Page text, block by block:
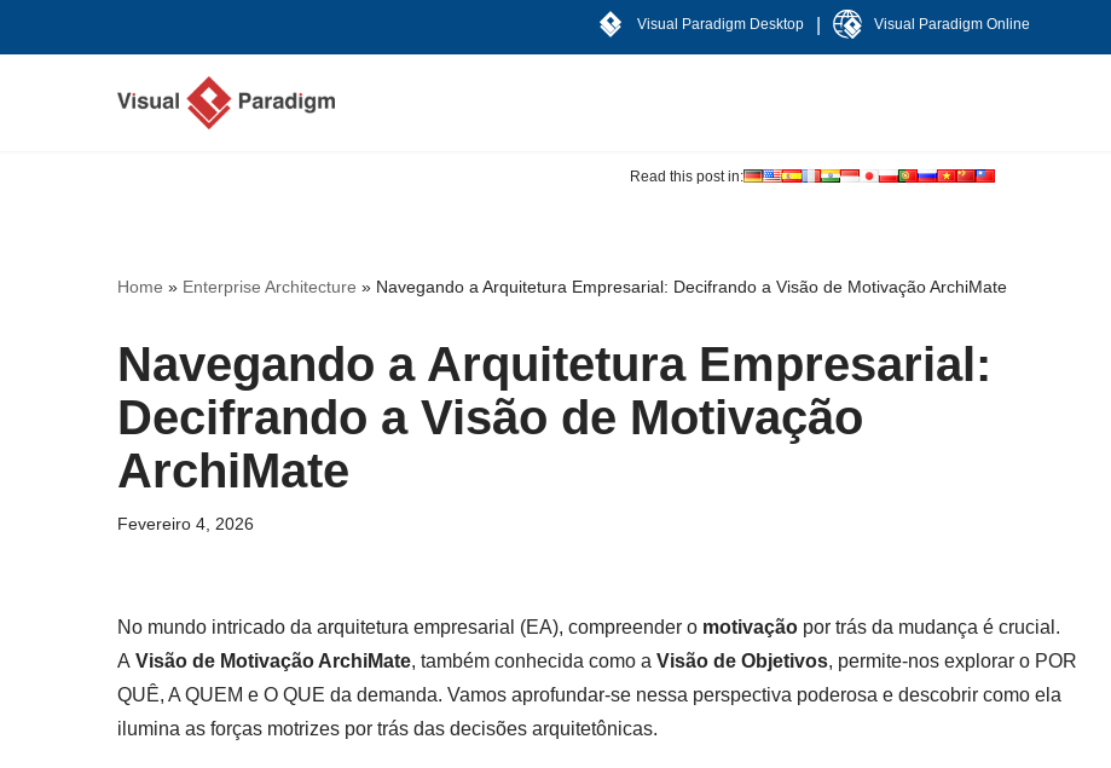
Visual Paradigm Desktop Visual Paradigm Online
Read this post in:
Home » Enterprise Architecture » Navegando a Arquitetura Empresarial: Decifrando a Visão de Motivação ArchiMate
Navegando a Arquitetura Empresarial:
Decifrando a Visão de Motivação
ArchiMate
Fevereiro 4, 2026
No mundo intricado da arquitetura empresarial (EA), compreender o motivação por trás da mudança é crucial.
A Visão de Motivação ArchiMate, também conhecida como a Visão de Objetivos, permite-nos explorar o POR
QUÊ, A QUEM e O QUE da demanda. Vamos aprofundar-se nessa perspectiva poderosa e descobrir como ela
ilumina as forças motrizes por trás das decisões arquitetônicas.